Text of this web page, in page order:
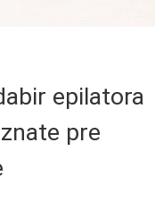
epilatora
pre